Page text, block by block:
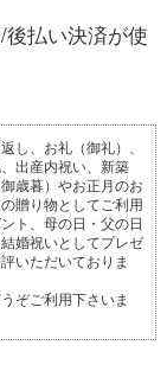
払い決済が使
し、お礼（御礼）、
出産内祝い、新築
歳暮）やお正月のお
贈り物としてご利用
ト、母の日・父の日
婚祝いとしてプレゼ
いただいておりま
ぞご利用下さいま